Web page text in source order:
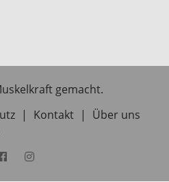
gemacht.
| Kontakt |
Über uns